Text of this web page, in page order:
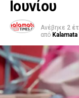
Ιουνίου
Ανέβηκε 2
από